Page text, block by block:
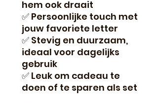
hem ook draait
✅ Persoonlijke touch met
jouw favoriete letter
✅ Stevig en duurzaam,
ideaal voor dagelijks
gebruik
✅ Leuk om cadeau te
doen of te sparen als set